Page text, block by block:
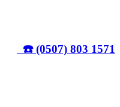
☎️ (0507) 803 1571